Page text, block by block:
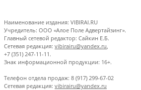
Наименование издания: VIBIRAI.RU
Учредитель: ООО «Алое Поле Адвертайзинг».
Главный сетевой редактор: Сайкин Е.Б.
Сетевая редакция: vibirairu@yandex.ru
+7 (351) 247-11-11.
Знак информационной продукции: 16+.
Телефон отдела продаж: 8 (917) 299-67-02
Сетевая редакция: vibirairu@yandex.ru